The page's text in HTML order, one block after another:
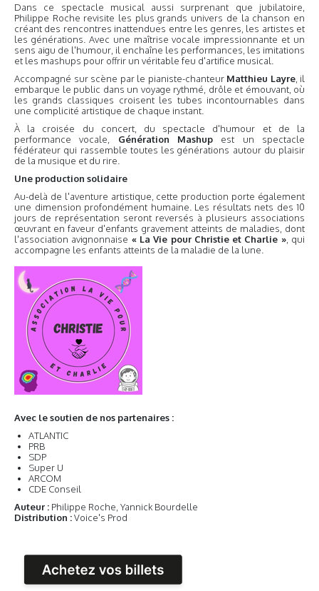
Dans ce spectacle musical aussi surprenant que jubilatoire,
Philippe Roche revisite les plus grands univers de la chanson en
créant des rencontres inattendues entre les genres, les artistes et
les générations. Avec une maîtrise vocale impressionnante et un
sens aigu de l'humour, il enchaîne les performances, les imitations
et les mashups pour offrir un véritable feu d'artifice musical.
Accompagné sur scène par le pianiste-chanteur Matthieu Layre, il
embarque le public dans un voyage rythmé, drôle et émouvant, où
les grands classiques croisent les tubes incontournables dans
une complicité artistique de chaque instant.
À la croisée du concert, du spectacle d'humour et de la
performance vocale, Génération Mashup est un spectacle
fédérateur qui rassemble toutes les générations autour du plaisir
de la musique et du rire.
Une production solidaire
Au-delà de l'aventure artistique, cette production porte également
une dimension profondément humaine. Les résultats nets des 10
jours de représentation seront reversés à plusieurs associations
œuvrant en faveur d'enfants gravement atteints de maladies, dont
l'association avignonnaise « La Vie pour Christie et Charlie », qui
accompagne les enfants atteints de la maladie de la lune.
Avec le soutien de nos partenaires :
ATLANTIC
PRB
SDP
Super U
ARCOM
CDE Conseil
Auteur : Philippe Roche, Yannick Bourdelle
Distribution :Voice's Prod